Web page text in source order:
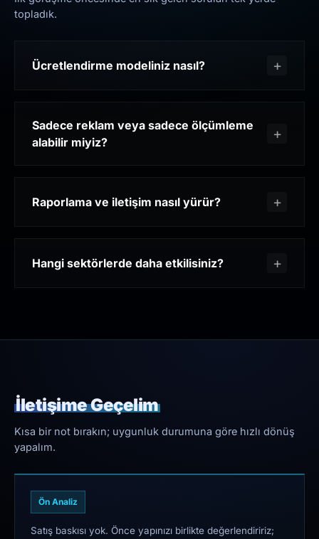
topladık.
Ücretlendirme modeliniz nasıl?
Sadece reklam veya sadece ölçümleme
alabilir miyiz?
Raporlama ve iletişim nasıl yürür?
Hangi sektörlerde daha etkilisiniz?
İletişime Geçelim
Kısa bir not bırakın; uygunluk durumuna göre hızlı dönüş
yapalım.
Ön Analiz
Satış baskısı yok. Önce yapınızı birlikte değerlendiririz;